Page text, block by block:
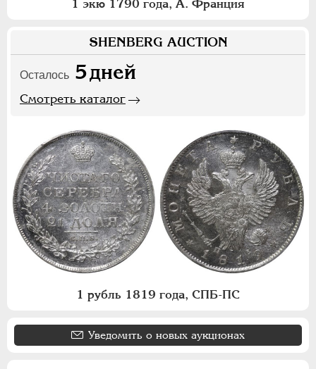
1 экю 1790 года, А. Франция
SHENBERG AUCTION
Осталось 5дней
Смотреть каталог
1 рубль 1819 года, СПБ-ПС
Уведомить о новых аукционах